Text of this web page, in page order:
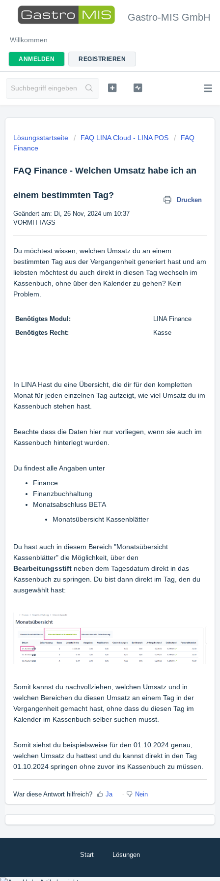
Gastro-MIS GmbH
Willkommen
ANMELDEN REGISTRIEREN
Lösungsstartseite FAQ LINA Cloud - LINA POS
FAQ
Finance
FAQ Finance - Welchen Umsatz habe ich an
einem bestimmten Tag?
Drucken
Geändert am: Di, 26 Nov, 2024 um 10:37
VORMITTAGS
Du möchtest wissen, welchen Umsatz du an einem
bestimmten Tag aus der Vergangenheit generiert hast und am
liebsten möchtest du auch direkt in diesen Tag wechseln im
Kassenbuch, ohne über den Kalender zu gehen? Kein
Problem.
Benötigtes Modul:
LINA Finance
Benötigtes Recht:
Kasse
In LINA Hast du eine Übersicht, die dir für den kompletten
Monat für jeden einzelnen Tag aufzeigt, wie viel Umsatz du im
Kassenbuch stehen hast.
Beachte dass die Daten hier nur vorliegen, wenn sie auch im
Kassenbuch hinterlegt wurden.
Du findest alle Angaben unter
Finance
Finanzbuchhaltung
Monatsabschluss BETA
Monatsübersicht Kassenblätter
Du hast auch in diesem Bereich "Monatsübersicht
Kassenblätter" die Möglichkeit, über den
Bearbeitungsstift neben dem Tagesdatum direkt in das
Kassenbuch zu springen. Du bist dann direkt im Tag, den du
ausgewählt hast:
Somit kannst du nachvollziehen, welchen Umsatz und in
welchen Bereichen du diesen Umsatz an einem Tag in der
Vergangenheit gemacht hast, ohne dass du diesen Tag im
Kalender im Kassenbuch selber suchen musst.
Somit siehst du beispielsweise für den 01.10.2024 genau,
welchen Umsatz du hattest und du kannst direkt in den Tag
01.10.2024 springen ohne zuvor ins Kassenbuch zu müssen.
War diese Antwort hilfreich? Ja Nein
Start Lösungen